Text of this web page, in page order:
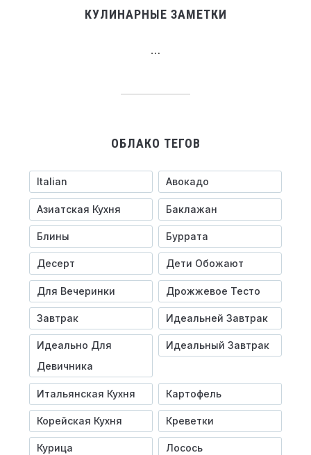
КУЛИНАРНЫЕ ЗАМЕТКИ
…
ОБЛАКО ТЕГОВ
Italian Авокадо
Азиатская Кухня Баклажан
Блины Буррата
Десерт Дети Обожают
Для Вечеринки Дрожжевое Тесто
Завтрак Идеальней Завтрак
Идеально Для
Девичника
Идеальный Завтрак
Итальянская Кухня Картофель
Корейская Кухня Креветки
Курица Лосось